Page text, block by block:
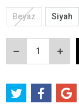
Beyaz Siyah